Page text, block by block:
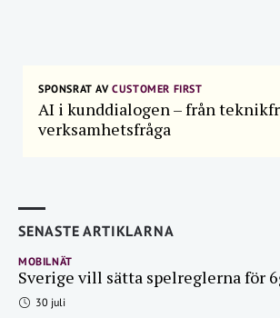
SPONSRAT AVCUSTOMER FIRST
AI i kunddialogen – från
verksamhetsfråga
SENASTE ARTIKLARNA
MOBILNÄT
Sverige vill sätta spelreglerna för
30 juli